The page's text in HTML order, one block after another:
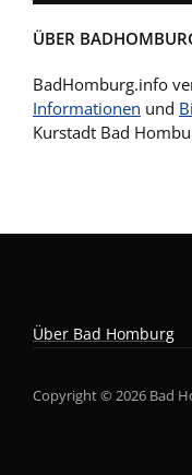
ÜBER
BadHomburg.info
Informationen und
Kurstadt Bad
Über Bad Homburg
Copyright © 2026 Bad